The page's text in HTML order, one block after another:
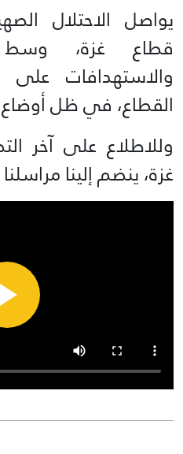
يواصل الاحتلال
قطاع غزة، وسط
والاستهدافات
القطاع، في ظل أوضاع
وللاطلاع على آخر
غزة، ينضم إلينا